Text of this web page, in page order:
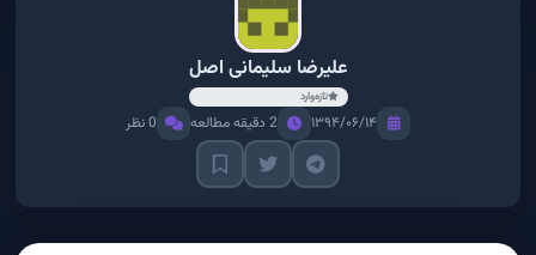
علیرضا سلیمانی اصل
تازه‌وارد
۱۳۹۴/۰۶/۱۴ 2 دقیقه مطالعه 0 نظر